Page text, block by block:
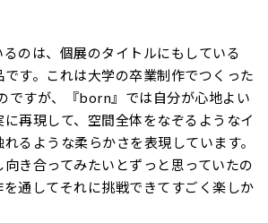
のは、個展のタイトルにもしている
です。これは大学の卒業制作でつくった
ですが、『born』では自分が心地よい
再現して、空間全体をなぞるようなイ
るような柔らかさを表現しています。
き合ってみたいとずっと思っていたの
通してそれに挑戦できてすごく楽しか